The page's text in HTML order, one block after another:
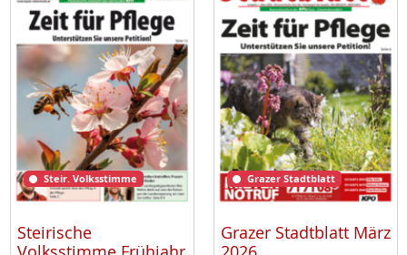
Steir. Volksstimme
Steirische
Grazer Stadtblatt
Grazer Stadtblatt März